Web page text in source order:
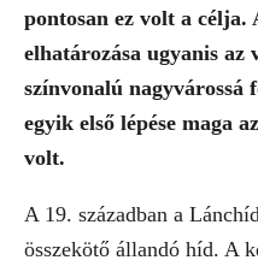
pontosan ez volt a célja.
elhatározása ugyanis az
színvonalú nagyvárossá
egyik első lépése maga
volt.
A 19. században a
összekötő állandó híd. A